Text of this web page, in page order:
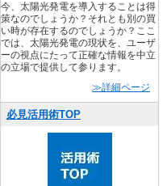
今、太陽光発電を導入することは得
策なのでしょうか？それとも別の買
い時が存在するのでしょうか？ここ
では、太陽光発電の現状を、ユーザ
ーの視点にたって正確な情報を中立
の立場で提供して参ります。
≫詳細ページ
必見活用術TOP